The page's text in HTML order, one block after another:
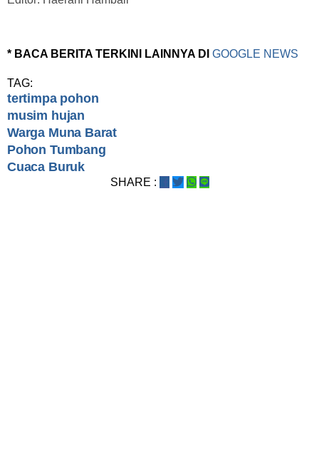
* BACA BERITA TERKINI LAINNYA DI GOOGLE NEWS
TAG:
tertimpa pohon
musim hujan
Warga Muna Barat
Pohon Tumbang
Cuaca Buruk
SHARE :